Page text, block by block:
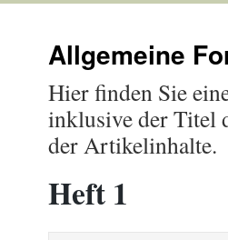
Allgemeine
Hier finden Sie
inklusive der Titel
der Artikelinhalte.
Heft 1